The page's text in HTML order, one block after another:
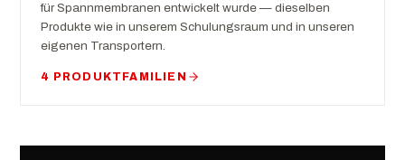
für Spannmembranen entwickelt wurde — dieselben
Produkte wie in unserem Schulungsraum und in unseren
eigenen Transportern.
4 PRODUKTFAMILIEN